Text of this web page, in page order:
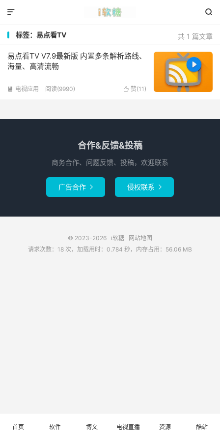


共 1 篇文章
标签：易点看TV
易点看TV V7.9最新版 内置多条解析路线、
海量、高清流畅
 赞(11 )
 电视应用 阅读(9990)
合作&反馈&投稿
商务合作、问题反馈、投稿，欢迎联系
广告合作  侵权联系 
© 2023-2026 i软糖
网站地图
请求次数：18 次，加载用时：0.784 秒，内存占用：56.06 MB
首页 软件 博文 电视直播 资源 酷站